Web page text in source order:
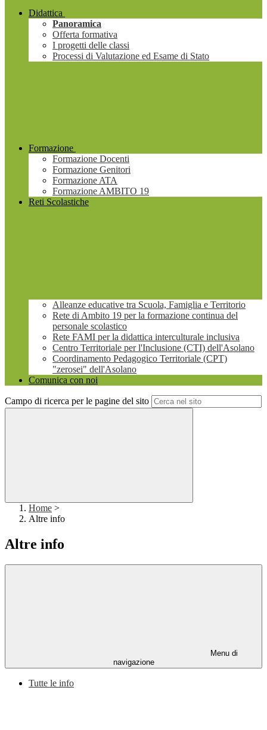
Didattica
Panoramica
Offerta formativa
I progetti delle classi
Processi di Valutazione ed Esame di Stato
Formazione
Formazione Docenti
Formazione Genitori
Formazione ATA
Formazione AMBITO 19
Reti Scolastiche
Alleanze educative tra Scuola, Famiglia e Territorio
Rete di Ambito 19 per la formazione continua del
personale scolastico
Rete FAMI per la didattica interculturale inclusiva
Centro Territoriale per l'Inclusione (CTI) dell'Asolano
Coordinamento Pedagogico Territoriale (CPT)
"zerosei" dell'Asolano
Comunica con noi
Campo di ricerca per le pagine del sito
Home >
Altre info
Altre info
Menu di
navigazione
Tutte le info